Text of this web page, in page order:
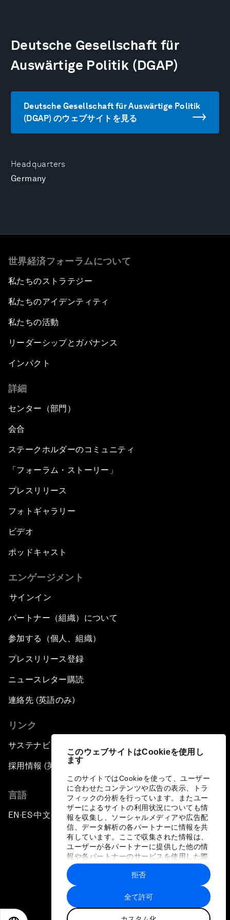
このウェブサイトはCookieを使用し
ます
このサイトではCookieを使って、ユーザー
に合わせたコンテンツや広告の表示、トラ
フィックの分析を行っています。またユー
ザーによるサイトの利用状況についても情
報を収集し、ソーシャルメディアや広告配
信、データ解析の各パートナーに情報を共
有しています。ここで収集された情報は、
ユーザーが各パートナーに提供した他の情
報や各パートナーのサービスを使用した際
に収集された情報と組み合わされ、各パー
トナーによって使用されることがありま
す。
全て許可
拒否
Headquarters
Germany
Deutsche Gesellschaft für
Auswärtige Politik (DGAP)
Deutsche Gesellschaft für Auswärtige Politik
(DGAP) のウェブサイトを見る
世界経済フォーラムについて
私たちのストラテジー
私たちのアイデンティティ
私たちの活動
リーダーシップとガバナンス
インパクト
詳細
センター（部門）
会合
ステークホルダーのコミュニティ
「フォーラム・ストーリー」
プレスリリース
フォトギャラリー
ビデオ
ポッドキャスト
エンゲージメント
サインイン
パートナー（組織）について
参加する（個人、組織）
プレスリリース登録
ニュースレター購読
連絡先 (英語のみ)
リンク
サステナビリティへの取り組み
採用情報 (英語のみ)
言語
EN ▪ES▪中文▪ 日本語
プライバシーポリシーと利用規約
サイトマップ